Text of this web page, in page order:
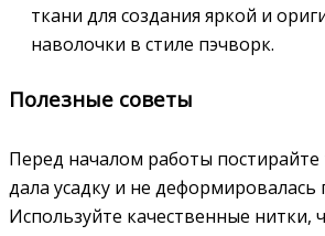
ткани для создания яркой и
наволочки в стиле пэчворк.
Полезные советы
Перед началом работы
дала усадку и не деформировалась
Используйте качественные